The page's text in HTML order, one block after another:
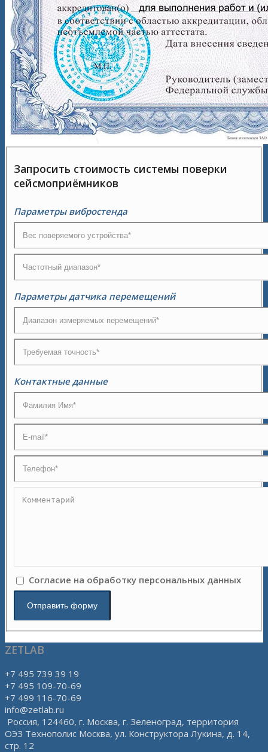
Запросить стоимость системы поверки
сейсмоприёмников
Параметры вибростенда
Параметры датчика перемещений
Контактные данные
Согласие на обработку персональных данных
ZETLAB
+7 495 739 39 19
+7 495 109-70-69
+7 499 116-70-69
info@zetlab.ru
Россия, 124460, г. Москва, г. Зеленоград, территория
ОЭЗ Технополис Москва, ул. Конструктора Лукина, д. 14,
стр. 12